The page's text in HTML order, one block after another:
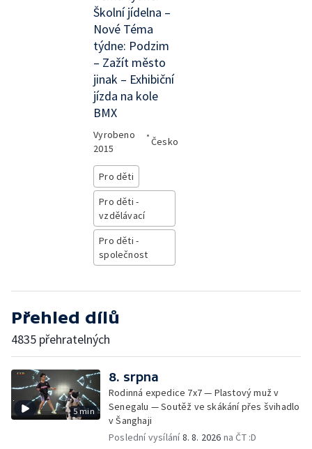
Školní jídelna –
Nové Téma
týdne: Podzim
– Zažít město
jinak – Exhibiční
jízda na kole
BMX
Vyrobeno
2015
•
Česko
Pro děti
Pro děti -
vzdělávací
Pro děti -
společnost
Přehled dílů
4835 přehratelných
5 min
8. srpna
Rodinná expedice 7x7 — Plastový muž v
Senegalu — Soutěž ve skákání přes švihadlo
v Šanghaji
Poslední vysílání8. 8. 2026 na ČT :D